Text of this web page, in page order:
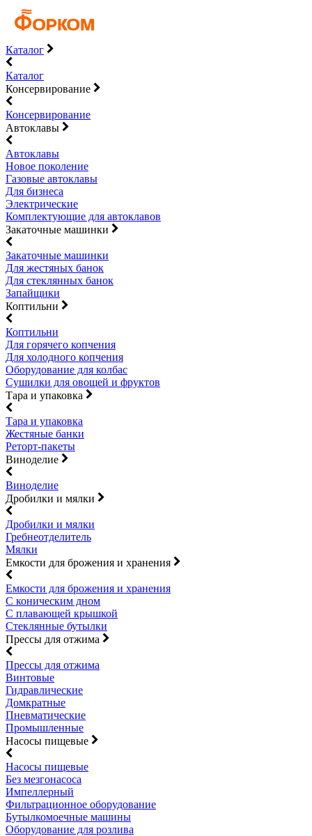
Каталог
Каталог
Консервирование
Консервирование
Автоклавы
Автоклавы
Новое поколение
Газовые автоклавы
Для бизнеса
Электрические
Комплектующие для автоклавов
Закаточные машинки
Закаточные машинки
Для жестяных банок
Для стеклянных банок
Запайщики
Коптильни
Коптильни
Для горячего копчения
Для холодного копчения
Оборудование для колбас
Сушилки для овощей и фруктов
Тара и упаковка
Тара и упаковка
Жестяные банки
Реторт-пакеты
Виноделие
Виноделие
Дробилки и мялки
Дробилки и мялки
Гребнеотделитель
Мялки
Емкости для брожения и хранения
Емкости для брожения и хранения
С коническим дном
С плавающей крышкой
Стеклянные бутылки
Прессы для отжима
Прессы для отжима
Винтовые
Гидравлические
Домкратные
Пневматические
Промышленные
Насосы пищевые
Насосы пищевые
Без мезгонасоса
Импеллерный
Фильтрационное оборудование
Бутылкомоечные машины
Оборудование для розлива